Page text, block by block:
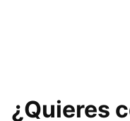
¿Quieres